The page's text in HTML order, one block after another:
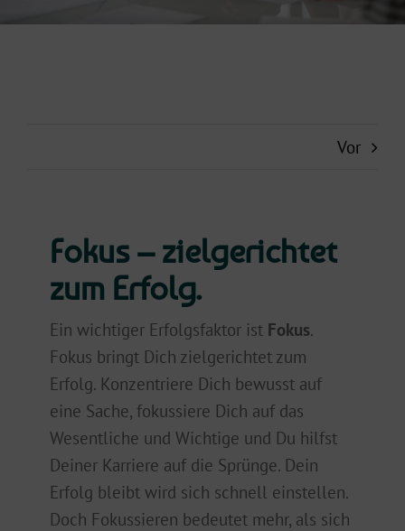
Vor
Fokus – zielgerichtet
zum Erfolg.
Ein wichtiger Erfolgsfaktor ist Fokus.
Fokus bringt Dich zielgerichtet zum
Erfolg. Konzentriere Dich bewusst auf
eine Sache, fokussiere Dich auf das
Wesentliche und Wichtige und Du hilfst
Deiner Karriere auf die Sprünge. Dein
Erfolg bleibt wird sich schnell einstellen.
Doch Fokussieren bedeutet mehr, als sich